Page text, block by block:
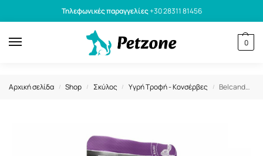
Τηλεφωνικές παραγγελίες+30 28311 81456
0
Αρχική σελίδα / Shop / Σκύλος / Υγρή Τροφή - Κονσέρβες / Belcando Finest Selection Υγρή Τροφή Σκύλου με Κουνέλι σε Φακελάκι 125γρ